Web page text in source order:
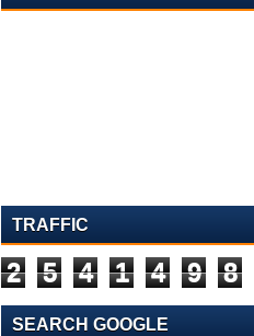
TRAFFIC
2 5 4 1 4 9 8
SEARCH GOOGLE